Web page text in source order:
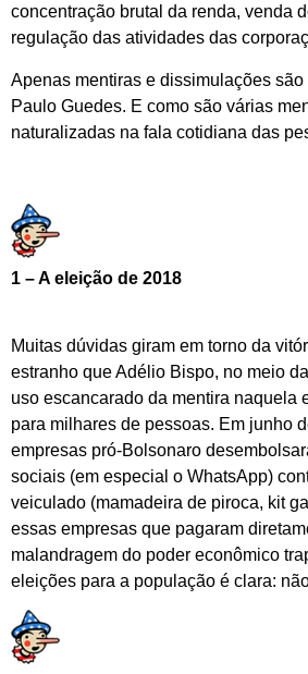
concentração brutal da renda, venda
regulação das atividades das
Apenas mentiras e dissimulações
Paulo Guedes. E como são várias
naturalizadas na fala cotidiana das
1 – A eleição de 2018
Muitas dúvidas giram em torno da
estranho que Adélio Bispo, no meio
uso escancarado da mentira naquela
para milhares de pessoas. Em junho
empresas pró-Bolsonaro
sociais (em especial o WhatsApp)
veiculado (mamadeira de piroca, kit
essas empresas que pagaram
malandragem do poder econômico
eleições para a população é clara: